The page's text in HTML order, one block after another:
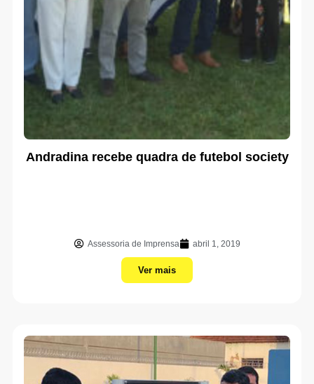
Andradina recebe quadra de futebol society
Assessoria de Imprensa abril 1, 2019
Ver mais